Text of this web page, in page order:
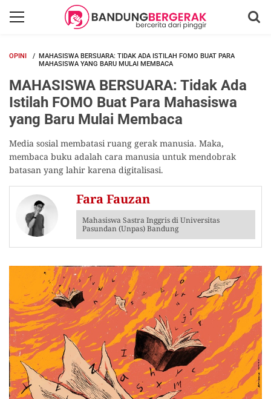
OPINI
MAHASISWA BERSUARA: TIDAK ADA ISTILAH FOMO BUAT PARA
MAHASISWA YANG BARU MULAI MEMBACA
MAHASISWA BERSUARA: Tidak Ada
Istilah FOMO Buat Para Mahasiswa
yang Baru Mulai Membaca
Media sosial membatasi ruang gerak manusia. Maka,
membaca buku adalah cara manusia untuk mendobrak
batasan yang lahir karena digitalisasi.
Fara Fauzan
Mahasiswa Sastra Inggris di Universitas
Pasundan (Unpas) Bandung